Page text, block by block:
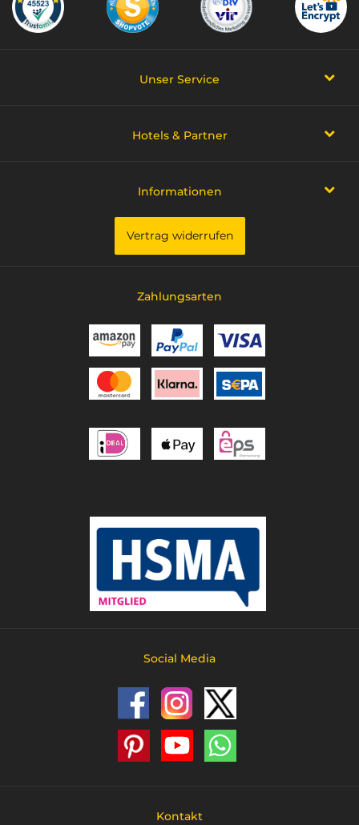
Unser Service
Hotels & Partner
Informationen
Vertrag widerrufen
Zahlungsarten
Social Media
Kontakt